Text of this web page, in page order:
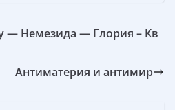
— Немезида — Глория – Кв
Антиматерия и антимир